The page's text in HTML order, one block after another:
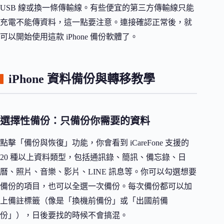
USB 線或換一條傳輸線。有些便宜的第三方傳輸線只能
充電不能傳資料，這一點要注意。連接確認正常後，就
可以開始使用這款 iPhone 備份軟體了。
iPhone 資料備份與轉移教學
選擇性備份：只備份你需要的資料
點擊「備份與恢復」功能，你會看到 iCareFone 支援的
20 種以上資料類型，包括通訊錄、簡訊、備忘錄、日
曆、照片、音樂、影片、LINE 訊息等。你可以勾選想要
備份的項目，也可以全選一次備份。每次備份都可以加
上備註標籤（像是「換機前備份」或「出國前備
份」），日後要找的時候不會搞混。